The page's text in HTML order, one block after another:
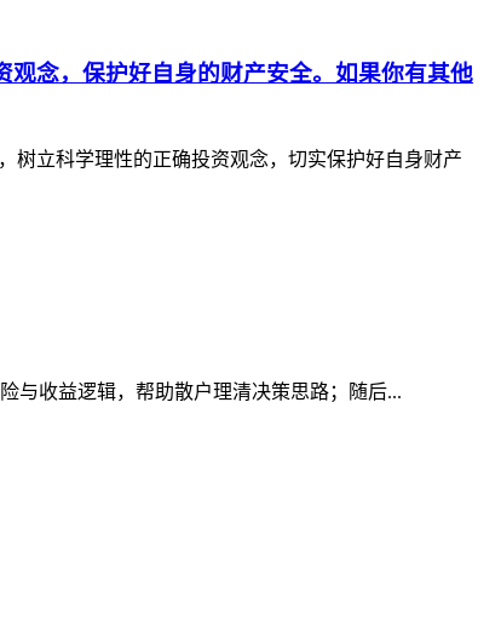
念，保护好自身的财产安全。如果你有其他
树立科学理性的正确投资观念，切实保护好自身财产
与收益逻辑，帮助散户理清决策思路；随后...